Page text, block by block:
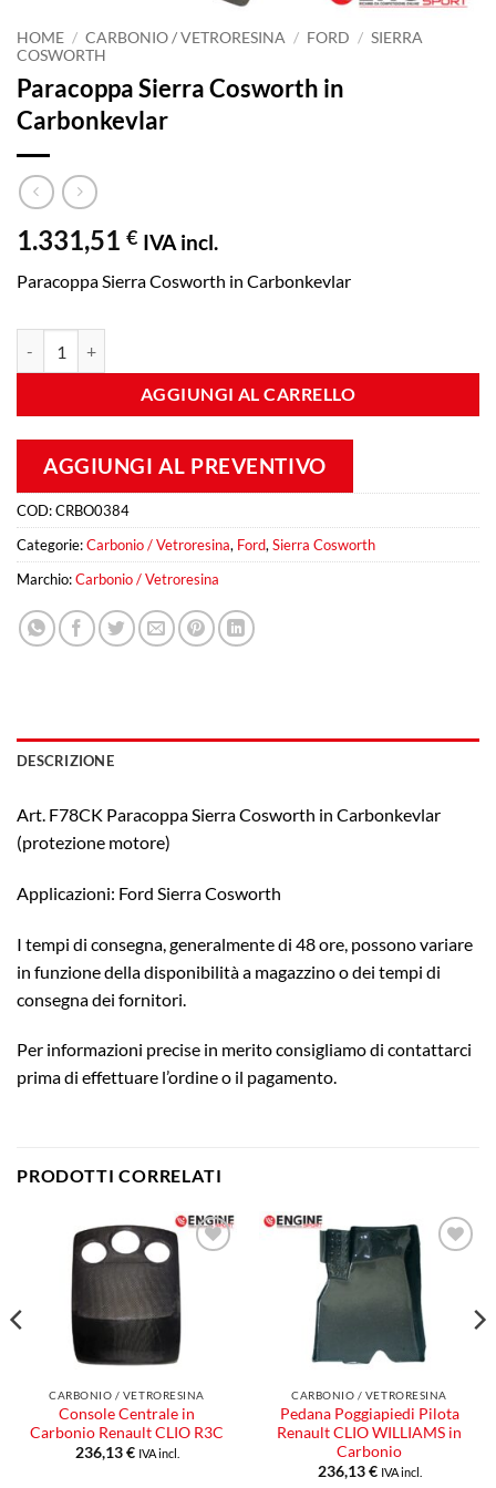
HOME / CARBONIO / VETRORESINA / FORD / SIERRA
COSWORTH
Paracoppa Sierra Cosworth in
Carbonkevlar
1.331,51 € IVA incl.
Paracoppa Sierra Cosworth in Carbonkevlar
AGGIUNGI AL CARRELLO
AGGIUNGI AL PREVENTIVO
COD:CRBO0384
Categorie:Carbonio / Vetroresina, Ford, Sierra Cosworth
Marchio:Carbonio / Vetroresina
DESCRIZIONE
Art. F78CK Paracoppa Sierra Cosworth in Carbonkevlar
(protezione motore)
Applicazioni: Ford Sierra Cosworth
I tempi di consegna, generalmente di 48 ore, possono variare
in funzione della disponibilità a magazzino o dei tempi di
consegna dei fornitori.
Per informazioni precise in merito consigliamo di contattarci
prima di effettuare l’ordine o il pagamento.
PRODOTTI CORRELATI
Aggiungi
alla lista
desideri
CARBONIO / VETRORESINA
Console Centrale in
Carbonio Renault CLIO R3C
236,13€ IVA incl.
Aggiungi
alla lista
desideri
CARBONIO / VETRORESINA
Pedana Poggiapiedi Pilota
Renault CLIO WILLIAMS in
Carbonio
236,13€ IVA incl.